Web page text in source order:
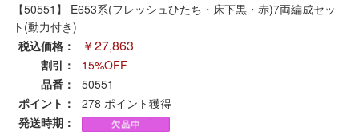
セール品・キャンペーン
セール商品
【50551】 E653系(フレッシュひたち・床下黒・赤)7両編成セッ
ト(動力付き)
税込価格：
￥27,863
割引：
15%OFF
品番：
50551
ポイント：
278 ポイント獲得
発送時期：